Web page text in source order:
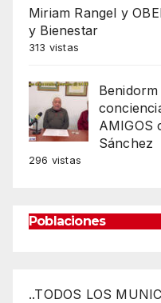
Miriam Rangel y
y Bienestar
313 vistas
AMIGOS
Sánchez
296 vistas
Poblaciones
..TODOS LOS